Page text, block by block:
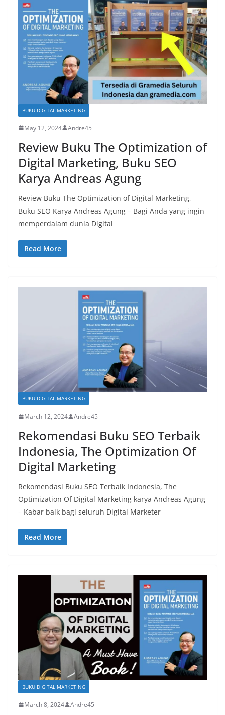
BUKU DIGITAL MARKETING
May 12, 2024 Andre45
Review Buku The Optimization of
Digital Marketing, Buku SEO
Karya Andreas Agung
Review Buku The Optimization of Digital Marketing,
Buku SEO Karya Andreas Agung – Bagi Anda yang ingin
memperdalam dunia Digital
Read More
BUKU DIGITAL MARKETING
March 12, 2024 Andre45
Rekomendasi Buku SEO Terbaik
Indonesia, The Optimization Of
Digital Marketing
Rekomendasi Buku SEO Terbaik Indonesia, The
Optimization Of Digital Marketing karya Andreas Agung
– Kabar baik bagi seluruh Digital Marketer
Read More
BUKU DIGITAL MARKETING
March 8, 2024 Andre45